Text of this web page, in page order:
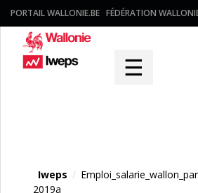
PORTAIL WALLONIE.BE FÉDÉRATION
☰
Iweps /
2019a